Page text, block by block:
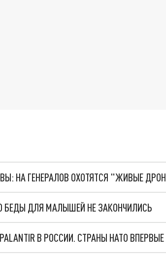
НА ГЕНЕРАЛОВ ОХОТЯТСЯ "ЖИВЫЕ
БЕДЫ ДЛЯ МАЛЫШЕЙ НЕ ЗАКОНЧИЛИСЬ